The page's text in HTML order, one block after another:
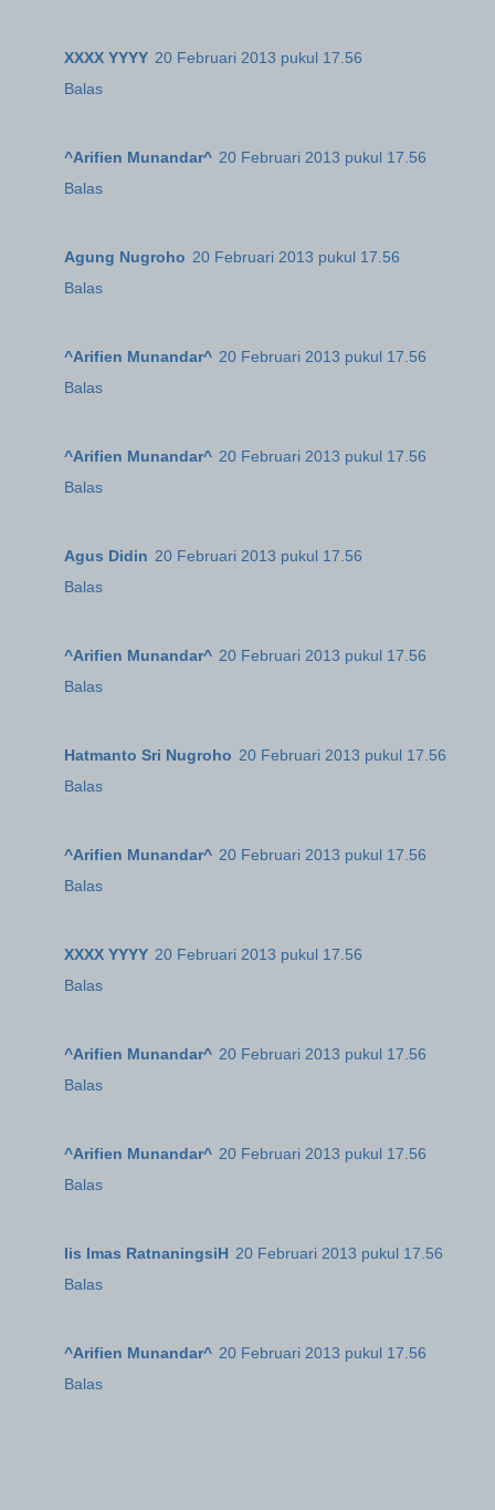
XXXX YYYY 20 Februari 2013 pukul 17.56
Balas
^Arifien Munandar^ 20 Februari 2013 pukul 17.56
Balas
Agung Nugroho 20 Februari 2013 pukul 17.56
Balas
^Arifien Munandar^ 20 Februari 2013 pukul 17.56
Balas
^Arifien Munandar^ 20 Februari 2013 pukul 17.56
Balas
Agus Didin 20 Februari 2013 pukul 17.56
Balas
^Arifien Munandar^ 20 Februari 2013 pukul 17.56
Balas
Hatmanto Sri Nugroho 20 Februari 2013 pukul 17.56
Balas
^Arifien Munandar^ 20 Februari 2013 pukul 17.56
Balas
XXXX YYYY 20 Februari 2013 pukul 17.56
Balas
^Arifien Munandar^ 20 Februari 2013 pukul 17.56
Balas
^Arifien Munandar^ 20 Februari 2013 pukul 17.56
Balas
Iis Imas RatnaningsiH 20 Februari 2013 pukul 17.56
Balas
^Arifien Munandar^ 20 Februari 2013 pukul 17.56
Balas